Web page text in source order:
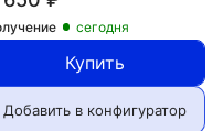
сегодня
Купить
Добавить в конфигуратор